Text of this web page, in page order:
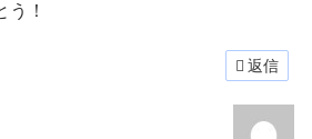
う！
返信